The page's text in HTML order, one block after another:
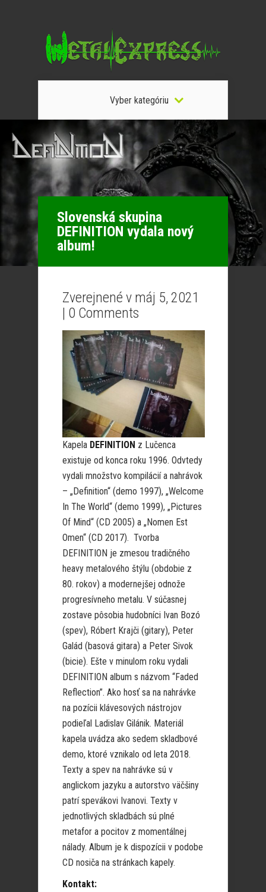
Vyber kategóriu
Slovenská skupina
DEFINITION vydala nový
album!
Zverejnené v máj 5, 2021
| 0 Comments
Kapela DEFINITION z Lučenca
existuje od konca roku 1996. Odvtedy
vydali množstvo kompilácií a nahrávok
– „Definition“ (demo 1997), „Welcome
In The World“ (demo 1999), „Pictures
Of Mind“ (CD 2005) a „Nomen Est
Omen“ (CD 2017). Tvorba
DEFINITION je zmesou tradičného
heavy metalového štýlu (obdobie z
80. rokov) a modernejšej odnože
progresívneho metalu. V súčasnej
zostave pôsobia hudobníci Ivan Bozó
(spev), Róbert Krajči (gitary), Peter
Galád (basová gitara) a Peter Sivok
(bicie). Ešte v minulom roku vydali
DEFINITION album s názvom “Faded
Reflection”. Ako hosť sa na nahrávke
na pozícii klávesových nástrojov
podieľal Ladislav Gilánik. Materiál
kapela uvádza ako sedem skladbové
demo, ktoré vznikalo od leta 2018.
Texty a spev na nahrávke sú v
anglickom jazyku a autorstvo väčšiny
patrí spevákovi Ivanovi. Texty v
jednotlivých skladbách sú plné
metafor a pocitov z momentálnej
nálady. Album je k dispozícii v podobe
CD nosiča na stránkach kapely.
Kontakt: